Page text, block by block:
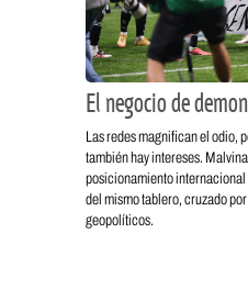
El negocio de
Las redes magnifican el odio,
también hay intereses.
posicionamiento
del mismo tablero, cruzado
geopolíticos.